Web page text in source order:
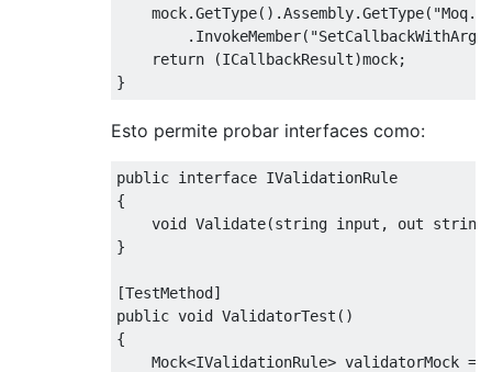
    mock
.GetType().Assembly.GetType(
. InvokeMember(
return
(ICallbackResult)mock;
}
Esto permite probar interfaces como:
public interface IValidationRule
{
void Validate(string input , out string
}
[TestMethod]
public void ValidatorTest ()
{
Mock<IValidationRule> validatorMock =